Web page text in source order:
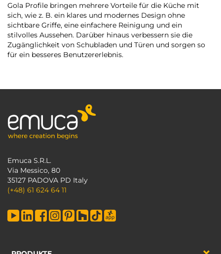
Gola Profile bringen mehrere Vorteile für die Küche mit
sich, wie z. B. ein klares und modernes Design ohne
sichtbare Griffe, eine einfachere Reinigung und ein
stilvolles Aussehen. Darüber hinaus verbessern sie die
Zugänglichkeit von Schubladen und Türen und sorgen so
für ein besseres Benutzererlebnis.
Emuca S.R.L.
Via Messico, 80
35127 PADOVA PD Italy
(+48) 61 624 64 11